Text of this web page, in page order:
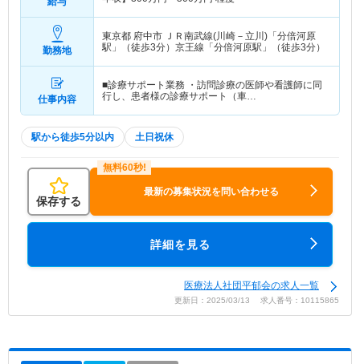
勤務地
東京都 府中市 ＪＲ南武線(川崎－立川)「分倍河原
駅」（徒歩3分）京王線「分倍河原駅」（徒歩3分）
仕事内容
■診療サポート業務 ・訪問診療の医師や看護師に同
行し、患者様の診療サポート（車…
駅から徒歩5分以内 土日祝休
保存する
最新の募集状況を問い合わせる
詳細を見る
医療法人社団平郁会の求人一覧
更新日：2025/03/13 求人番号：10115865